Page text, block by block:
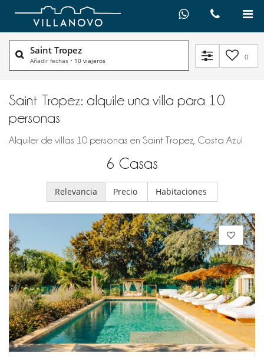
Saint Tropez
Añadir fechas • 10 viajeros 0
Saint Tropez: alquile una villa para 10
personas
Alquiler de villas 10 personas en Saint Tropez, Costa Azul
6 Casas
Relevancia Precio Habitaciones